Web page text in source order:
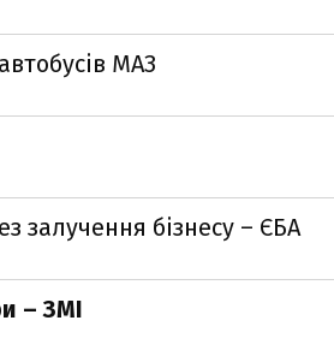
МАЗ
залучення бізнесу – ЄБА
– ЗМІ